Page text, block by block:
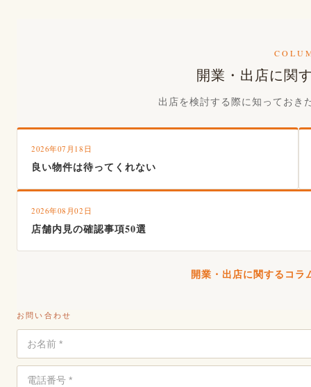
開業・出店に関
出店を検討する際に知っておき
2026年07月18日
良い物件は待ってくれない
2026年08月02日
店舗内見の確認事項50選
開業・出店に関するコラ
お問い合わせ